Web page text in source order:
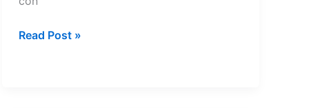
ISR
Read Post »